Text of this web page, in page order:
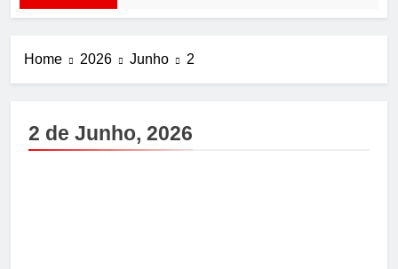
Home 2026 Junho 2
2 de Junho, 2026